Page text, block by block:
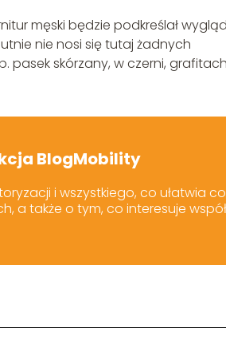
męski będzie podkreślał
nie nosi się tutaj żadnych
pasek skórzany, w czerni,
BlogMobility
i wszystkiego, co ułatwia
a także o tym, co interesuje